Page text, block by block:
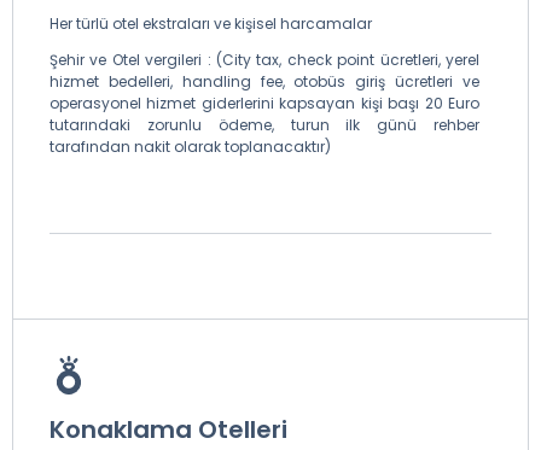
Her türlü otel ekstraları ve kişisel harcamalar
Şehir ve Otel vergileri : (City tax, check point ücretleri, yerel
hizmet bedelleri, handling fee, otobüs giriş ücretleri ve
operasyonel hizmet giderlerini kapsayan kişi başı 20 Euro
tutarındaki zorunlu ödeme, turun ilk günü rehber
tarafından nakit olarak toplanacaktır)
Konaklama Otelleri